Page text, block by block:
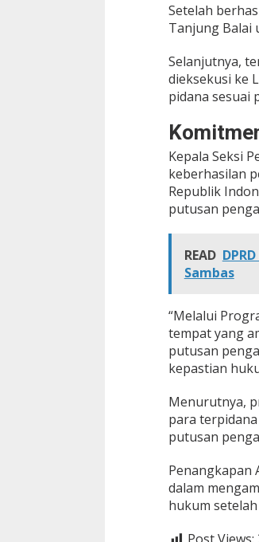
Setelah
Tanjung Balai
Selanjutnya,
dieksekusi ke
pidana sesuai
Kepala Seksi
keberhasilan
Republik
putusan
READ
Sambas
“Melalui
tempat yang
putusan
kepastian
Menurutnya,
para
putusan
Penangkapan
dalam
hukum